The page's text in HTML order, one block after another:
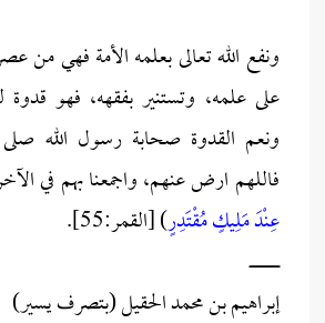
ونفع الله تعالى بعلمه الأمة فهي من
على علمه، وتستنير بفقهه، فهو
ونعم القدوة صحابة رسول الله
فاللهم ارض عنهم، واجمعنا بهم في
عِنْدَ مَلِيكٍ مُقْتَدِرٍ) [القمر:55].
ـــــــــــــــــــــــــــ
إبراهيم بن محمد الحقيل (بتصرف يسير)